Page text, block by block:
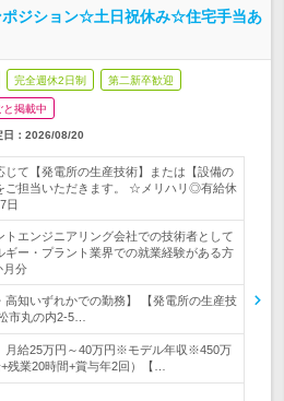
ポジション☆土日祝休み☆住宅手当あ
完全週休2日制 第二新卒歓迎
と掲載中
： 2026/08/20
じて【発電所の生産技術】または【設備の
ご担当いただきます。 ☆メリハリ◎有給休
日
トエンジニアリング会社での技術者として
ギー・プラント業界での就業経験がある方
月分
高知いずれかでの勤務】 【発電所の生産技
市丸の内2-5…
月給25万円～40万円※モデル年収※450万
残業20時間+賞与年2回）【…